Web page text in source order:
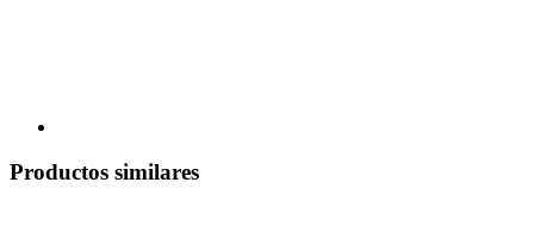
Productos similares